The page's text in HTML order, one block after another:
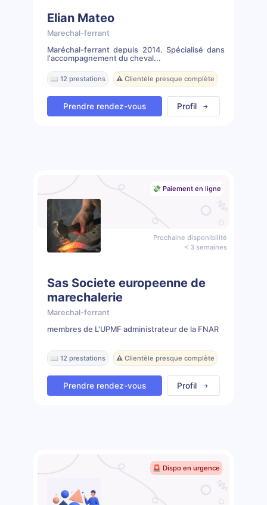
Elian Mateo
Marechal-ferrant
Maréchal-ferrant depuis 2014. Spécialisé dans
l'accompagnement du cheval...
📖 12 prestations ⚠️ Clientèle presque complète
Prendre rendez-vous Profil
💸 Paiement en ligne
Prochaine disponibilité
< 3 semaines
Sas Societe europeenne de
marechalerie
Marechal-ferrant
membres de L'UPMF administrateur de la FNAR
📖 12 prestations ⚠️ Clientèle presque complète
Prendre rendez-vous Profil
🚨 Dispo en urgence